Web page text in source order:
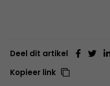
Deel dit artikel
Kopieer link